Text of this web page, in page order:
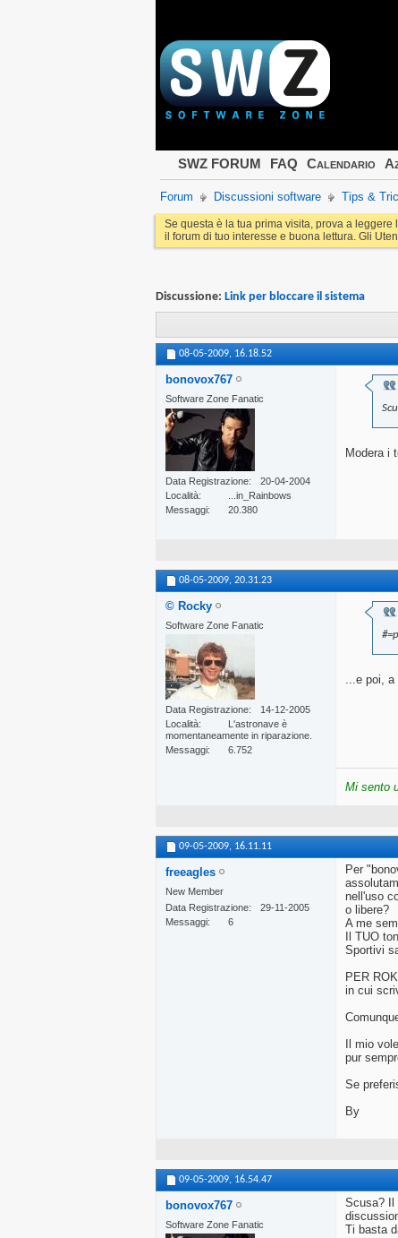
SWZ FORUM FAQ Calendario
Forum Discussioni software Tips &
Se questa è la tua prima visita, prova a leggere
il forum di tuo interesse e buona lettura. Gli
Discussione: Link per bloccare il sistema
08-05-2009, 16.18.52
bonovox767
Software Zone Fanatic
Data Registrazione
20-04-2004
Località
...in_Rainbows
Messaggi
20.380
Modera i
08-05-2009, 20.31.23
© Rocky
Software Zone Fanatic
Data Registrazione
14-12-2005
Località
L'astronave è
momentaneamente in riparazione.
Messaggi
6.752
...e poi,
Mi sento
09-05-2009, 16.11.11
freeagles
New Member
Data Registrazione
29-11-2005
Messaggi
6
Per
nell'uso
o libere?
A me
Il TUO
Sportivi
PER
in cui
Il mio
pur
Se
By
09-05-2009, 16.54.47
bonovox767
Software Zone Fanatic
Scusa? Il
Ti basta